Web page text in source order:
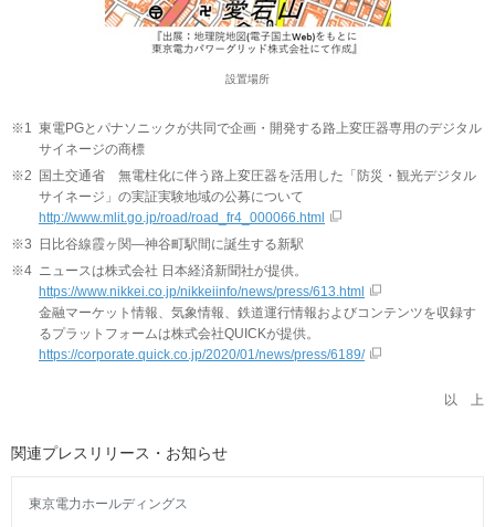
設置場所
※1 東電PGとパナソニックが共同で企画・開発する路上変圧器専用のデジタル
サイネージの商標
※2
国土交通省 無電柱化に伴う路上変圧器を活用した「防災・観光デジタル
サイネージ」の実証実験地域の公募について
http://www.mlit.go.jp/road/road_fr4_000066.html
※3
日比谷線霞ヶ関―神谷町駅間に誕生する新駅
※4 ニュースは株式会社 日本経済新聞社が提供。
https://www.nikkei.co.jp/nikkeiinfo/news/press/613.html
金融マーケット情報、気象情報、鉄道運行情報およびコンテンツを収録す
るプラットフォームは株式会社QUICKが提供。
https://corporate.quick.co.jp/2020/01/news/press/6189/
以 上
関連プレスリリース・お知らせ
東京電力ホールディングス